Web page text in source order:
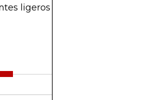
ligeros en las redes